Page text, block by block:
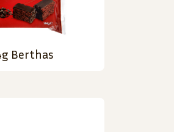
Berthas